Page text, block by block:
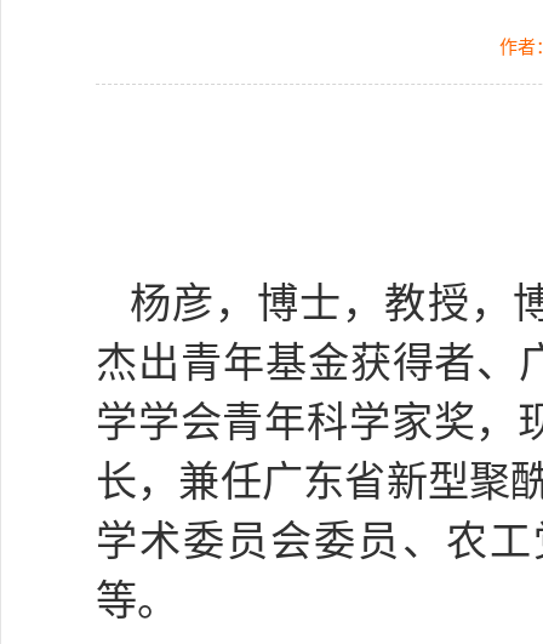
作者
杨彦，博士，教授，
杰出青年基金获得者、
学学会青年科学家奖，
长，兼任广东省新型聚
学术委员会委员、农
等。